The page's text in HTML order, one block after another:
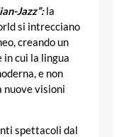
Jazz”:la
si intrecciano
creando un
cui la lingua
e non
nuove visioni
spettacoli dal